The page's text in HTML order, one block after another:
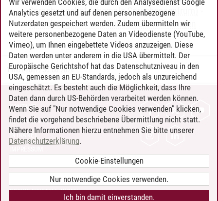
Sprachangebot (ehemals Sprachenzentrum)
Sprachangebot und Sonderveranstaltungen
Timo Leder/30.06.2024
KONTAKT
LEUPHANA ALS ARBEITGEBER
INTRANET
BARRIEREFREIHEIT
COOKIE-EINSTELLUNGEN
Analytics gesetzt und auf denen personenbezogene
Nutzerdaten gespeichert werden. Zudem übermitteln wir
weitere personenbezogene Daten an Videodienste (YouTube,
Vimeo), um Ihnen eingebettete Videos anzuzeigen. Diese
Daten werden unter anderem in die USA übermittelt. Der
Europäische Gerichtshof hat das Datenschutzniveau in den
USA, gemessen an EU-Standards, jedoch als unzureichend
eingeschätzt. Es besteht auch die Möglichkeit, dass Ihre
Daten dann durch US-Behörden verarbeitet werden können.
Wenn Sie auf "Nur notwendige Cookies verwenden" klicken,
findet die vorgehend beschriebene Übermittlung nicht statt.
Nähere Informationen hierzu entnehmen Sie bitte unserer
Datenschutzerklärung.
Cookie-Einstellungen
Nur notwendige Cookies verwenden.
Ich bin damit einverstanden.